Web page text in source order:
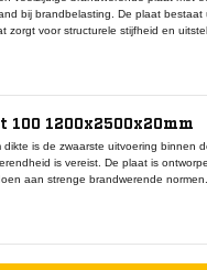
bij brandbelasting. De plaat
zorgt voor structurele stijfheid en
eigenschappen is de plaat ook
te zagen en te monteren is. In
een volledig systeem dat
100 1200x2500x20mm
is de zwaarste uitvoering binnen
is vereist. De plaat is
aan strenge brandwerende
bij doorvoeren of